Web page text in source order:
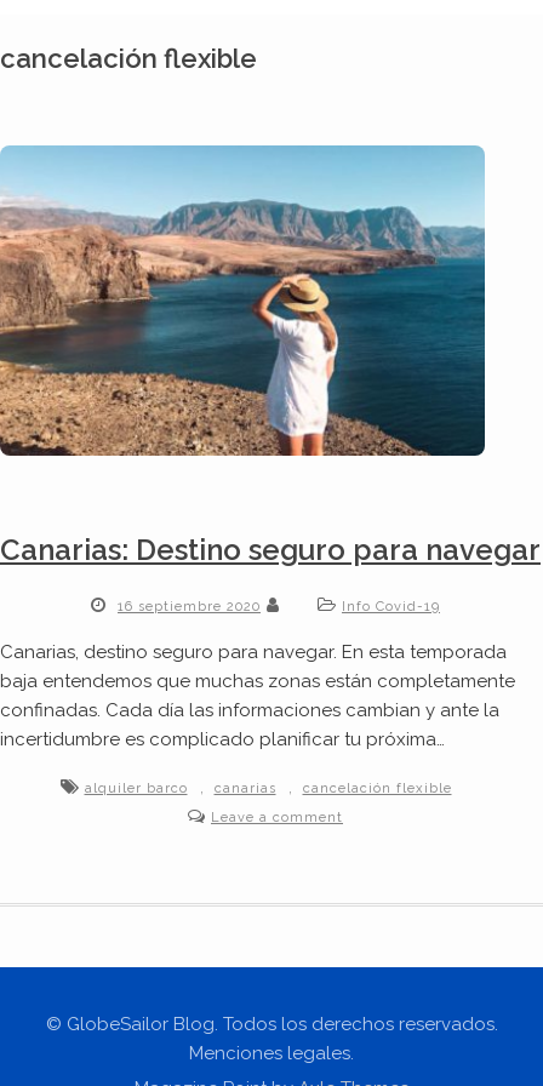
cancelación flexible
Canarias: Destino seguro para navegar
16 septiembre 2020 Info Covid-19
Canarias, destino seguro para navegar. En esta temporada
baja entendemos que muchas zonas están completamente
confinadas. Cada día las informaciones cambian y ante la
incertidumbre es complicado planificar tu próxima…
alquiler barco , canarias ,
cancelación flexible
Leave a comment
© GlobeSailor Blog. Todos los derechos reservados.
Menciones legales.